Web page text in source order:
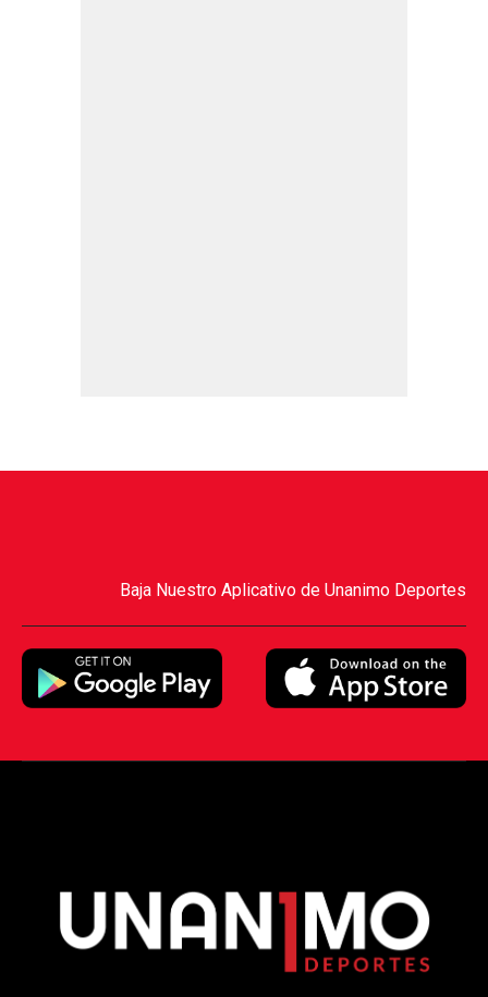
Baja Nuestro Aplicativo de Unanimo Deportes